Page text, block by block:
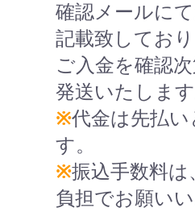
確認メールに
記載致しており
ご入金を確認
発送いたします
※代金は先払い
す。
※振込手数料
負担でお願いい